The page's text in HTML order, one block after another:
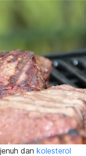
dan kolesterol